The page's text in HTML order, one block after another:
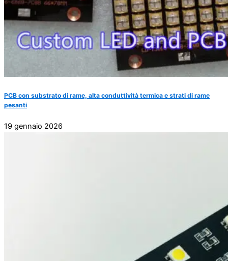
PCB con substrato di rame, alta conduttività termica e strati di rame
pesanti
19 gennaio 2026